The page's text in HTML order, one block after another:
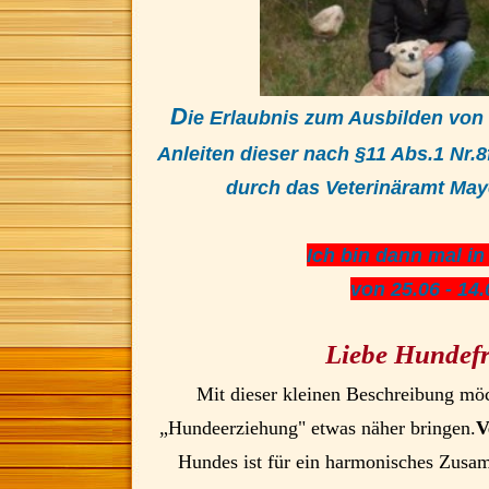
Die Erlaubnis zum Ausbilden
Anleiten dieser nach §11 Abs.1
durch das Veterinäramt
Ich bin dann mal
von 25.06 -
Liebe
Mit dieser kleinen Beschreibung
„Hundeerziehung" etwas näher bringen.
Hundes ist für ein harmonisches